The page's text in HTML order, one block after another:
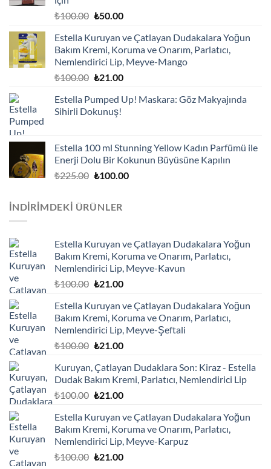
₺100.00 Orijinal
₺100.00.
₺50.00Şu
fiyat:
₺50.00.
Estella Kuruyan ve Çatlayan Dudakalara Yoğun
Bakım Kremi, Koruma ve Onarım, Parlatıcı,
Nemlendirici Lip, Meyve-Mango
₺100.00 Orijinal
₺100.00.
₺21.00Şu
fiyat:
Estella Pumped Up! Maskara: Göz Makyajında
Sihirli Dokunuş!
Estella 100 ml Stunning Yellow Kadın Parfümü ile
Enerji Dolu Bir Kokunun Büyüsüne Kapılın
₺225.00 Orijinal
₺100.00Şu
İNDIRIMDEKI ÜRÜNLER
Estella Kuruyan ve Çatlayan Dudakalara Yoğun
Bakım Kremi, Koruma ve Onarım, Parlatıcı,
Nemlendirici Lip, Meyve-Kavun
₺100.00 Orijinal
₺100.00.
₺21.00Şu
fiyat:
₺21.00.
Estella Kuruyan ve Çatlayan Dudakalara Yoğun
Bakım Kremi, Koruma ve Onarım, Parlatıcı,
Nemlendirici Lip, Meyve-Şeftali
₺100.00 Orijinal
₺100.00.
₺21.00Şu
fiyat:
₺21.00.
Kuruyan, Çatlayan Dudaklara Son: Kiraz - Estella
Dudak Bakım Kremi, Parlatıcı, Nemlendirici Lip
₺100.00 Orijinal
₺100.00.
₺21.00Şu
fiyat:
₺21.00.
Estella Kuruyan ve Çatlayan Dudakalara Yoğun
Bakım Kremi, Koruma ve Onarım, Parlatıcı,
Nemlendirici Lip, Meyve-Karpuz
₺100.00 Orijinal
₺21.00Şu